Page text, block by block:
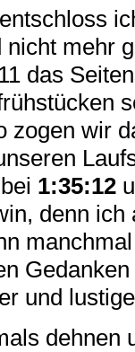
mehr
das
zogen wir
1:35:12
denn
und
dehnen